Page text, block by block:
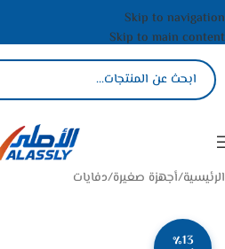
Skip to navigation
Skip to main content
الرئيسية/أجهزة صغيرة/دفايات
٪13